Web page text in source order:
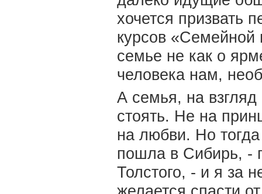
хочется призвать
курсов «Семейной
семье не как о
человека нам,
А семья, на
стоять. Не на
на любви. Но
пошла в Сибирь, -
Толстого, - и я за